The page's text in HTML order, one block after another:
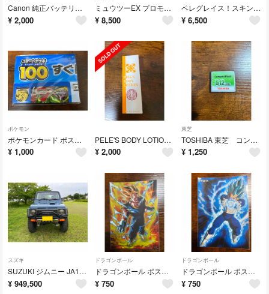
Canon 純正バッテリーパック LP-E8！中古品！
¥ 2,000
ミュウツーEX プロモカードパック 25th ANNIVERSARY edit
¥ 8,500
ペレグレイス！スキンエリクサー！新品！
¥ 6,500
ポケモン
ポケモンカード ポスター ピカチュウのおまけ付き！新品未開封！
¥ 1,000
PELE'S BODY LOTION ベレズローション 100ml！新品未開封！
¥ 2,000
東芝
TOSHIBA 東芝 コンパクトフラッシュ 512MB！
¥ 1,250
スズキ
SUZUKI ジムニー JA11 最終型 MT ターボ リフトアップカスタム
¥ 949,500
ドラゴンボール
ドラゴンボール ポストアート ベジット 超サイヤ人！新品！
¥ 750
ドラゴンボール
ドラゴンボール ポストアート ベジータ 超サイヤ人ゴッド超サイヤ人！新品
¥ 750